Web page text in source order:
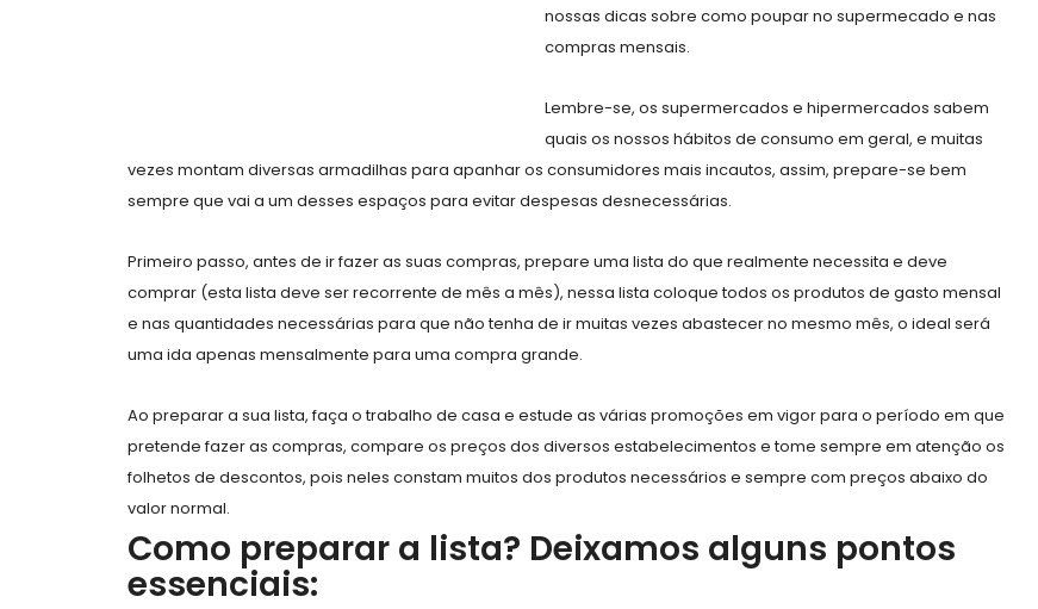
nossas dicas sobre como poupar no supermecado e nas
compras mensais.
Lembre-se, os supermercados e hipermercados sabem
quais os nossos hábitos de consumo em geral, e muitas
vezes montam diversas armadilhas para apanhar os consumidores mais incautos, assim, prepare-se bem
sempre que vai a um desses espaços para evitar despesas desnecessárias.
Primeiro passo, antes de ir fazer as suas compras, prepare uma lista do que realmente necessita e deve
comprar (esta lista deve ser recorrente de mês a mês), nessa lista coloque todos os produtos de gasto mensal
e nas quantidades necessárias para que não tenha de ir muitas vezes abastecer no mesmo mês, o ideal será
uma ida apenas mensalmente para uma compra grande.
Ao preparar a sua lista, faça o trabalho de casa e estude as várias promoções em vigor para o período em que
pretende fazer as compras, compare os preços dos diversos estabelecimentos e tome sempre em atenção os
folhetos de descontos, pois neles constam muitos dos produtos necessários e sempre com preços abaixo do
valor normal.
Como preparar a lista? Deixamos alguns pontos
essenciais: